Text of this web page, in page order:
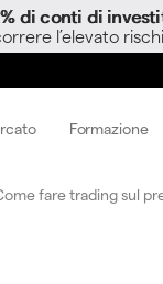
di conti di
l’elevato
Formazione
fare trading sul